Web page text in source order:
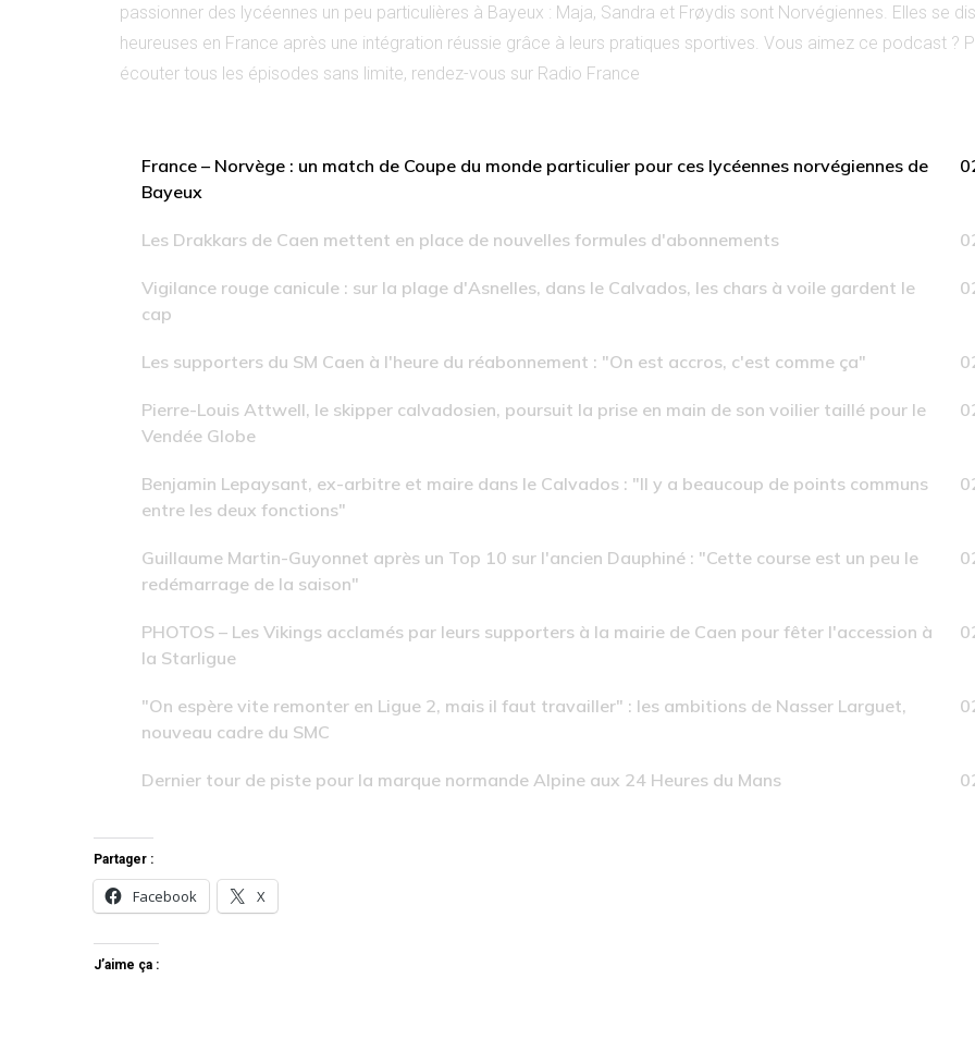
passionner des lycéennes un peu particulières à Bayeux : Maja, Sandra et Frøydis sont Norvégiennes. Elles se
heureuses en France après une intégration réussie grâce à leurs pratiques sportives. Vous aimez ce podcast ? Pour
écouter tous les épisodes sans limite, rendez-vous sur Radio France
France – Norvège : un match de Coupe du monde particulier pour ces lycéennes norvégiennes de
Bayeux
Les Drakkars de Caen mettent en place de nouvelles formules d'abonnements
Vigilance rouge canicule : sur la plage d'Asnelles, dans le Calvados, les chars à voile gardent le
cap
Les supporters du SM Caen à l'heure du réabonnement : "On est accros, c'est comme ça"
Pierre-Louis Attwell, le skipper calvadosien, poursuit la prise en main de son voilier taillé pour le
Vendée Globe
Benjamin Lepaysant, ex-arbitre et maire dans le Calvados : "Il y a beaucoup de points communs
entre les deux fonctions"
Guillaume Martin-Guyonnet après un Top 10 sur l'ancien Dauphiné : "Cette course est un peu le
redémarrage de la saison"
PHOTOS – Les Vikings acclamés par leurs supporters à la mairie de Caen pour fêter l'accession à
la Starligue
"On espère vite remonter en Ligue 2, mais il faut travailler" : les ambitions de Nasser Larguet,
nouveau cadre du SMC
Dernier tour de piste pour la marque normande Alpine aux 24 Heures du Mans
Partager :
Facebook X
J’aime ça :